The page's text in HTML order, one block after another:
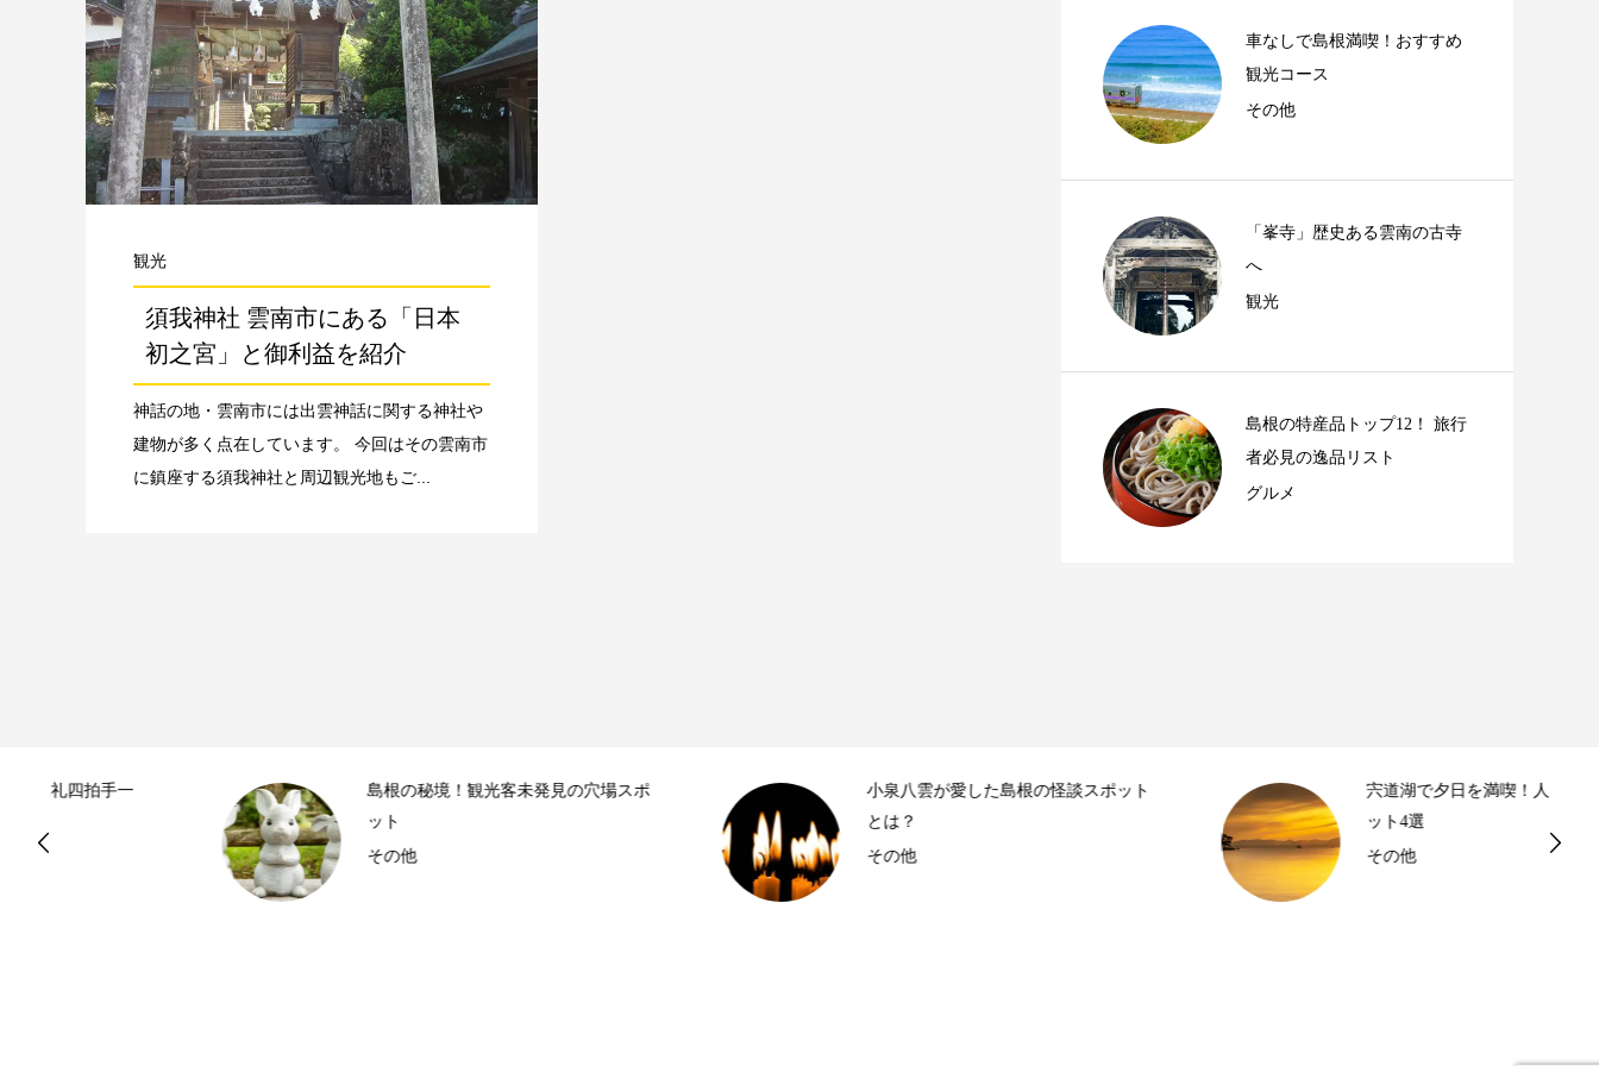
観光
須我神社 雲南市にある「日本
初之宮」と御利益を紹介
神話の地・雲南市には出雲神話に関する神社や
建物が多く点在しています。 今回はその雲南市
に鎮座する須我神社と周辺観光地もご...
車なしで島根満喫！おすすめ
観光コース
その他
「峯寺」歴史ある雲南の古寺
へ
観光
島根の特産品トップ12！ 旅行
者必見の逸品リスト
グルメ
島根の秘境！観光客未発見の穴場スポ
ット
その他
小泉八雲が愛した島根の怪談スポット
とは？
その他
宍道湖で夕日を満喫！人気＆穴場スポ
ット4選
その他